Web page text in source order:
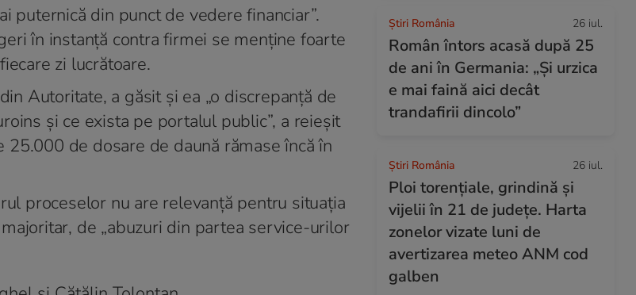
puternică din punct de vedere financiar”.
în instanță contra firmei se menține foarte
zi lucrătoare.
Autoritate, a găsit și ea „o discrepanță de
și ce exista pe portalul public”, a reieșit
de dosare de daună rămase încă în
proceselor nu are relevanță pentru situația
de „abuzuri din partea service-urilor
Știri România 26 iul.
Român întors acasă după 25
de ani în Germania: „Și urzica
e mai faină aici decât
trandafirii dincolo”
Știri România 26 iul.
Ploi torențiale, grindină și
vijelii în 21 de județe. Harta
zonelor vizate luni de
avertizarea meteo ANM cod
galben